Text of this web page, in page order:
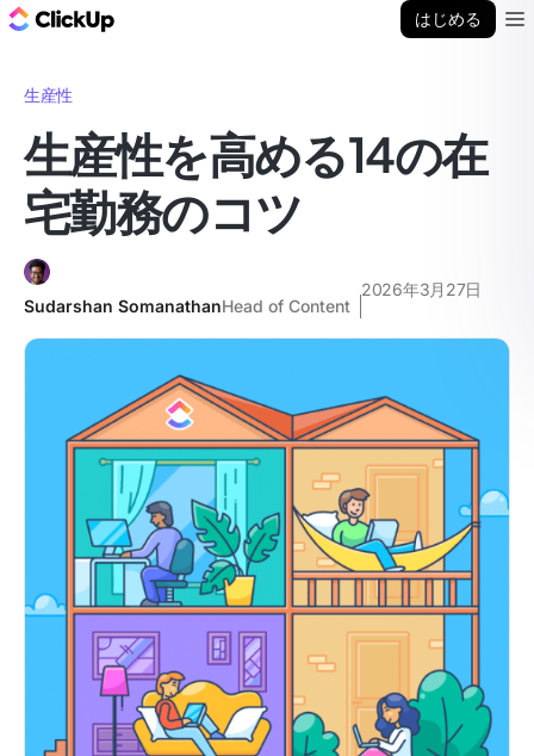
はじめる
生産性
生産性を高める14の在
宅勤務のコツ
Sudarshan SomanathanHead of Content
2026年3月27日